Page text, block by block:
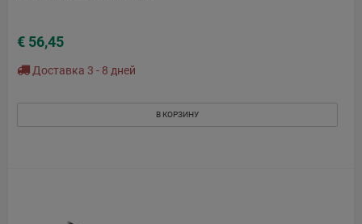
€ 56,45
Доставка 3 - 8 дней
В КОРЗИНУ